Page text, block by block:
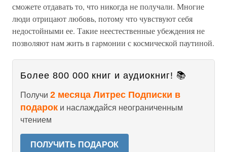
сможете отдавать то, что никогда не получали. Многие
люди отрицают любовь, потому что чувствуют себя
недостойными ее. Такие неестественные убеждения не
позволяют нам жить в гармонии с космической паутиной.
Более 800 000 книг и аудиокниг! 📚
Получи 2 месяца Литрес Подписки в
подарок и наслаждайся неограниченным
чтением
ПОЛУЧИТЬ ПОДАРОК